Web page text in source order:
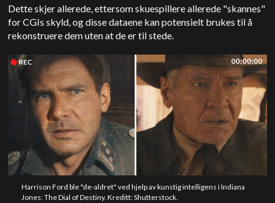
Dette skjer allerede, ettersom skuespillere allerede "skannes"
for CGIs skyld, og disse dataene kan potensielt brukes til å
rekonstruere dem uten at de er til stede.
Harrison Ford ble "de-aldret" ved hjelp av kunstig intelligens i Indiana
Jones: The Dial of Destiny. Kreditt: Shutterstock.